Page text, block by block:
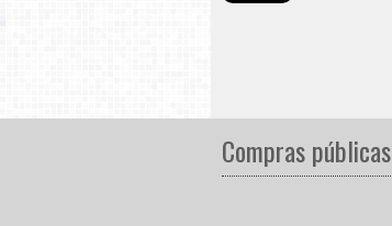
Compras públicas